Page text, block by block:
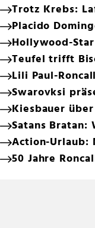
Trotz Krebs:
Placido
Hollywood-
Teufel trifft
Lili Paul-
Swarovksi
Kiesbauer
Satans Bratan:
Action-Urlaub:
50 Jahre